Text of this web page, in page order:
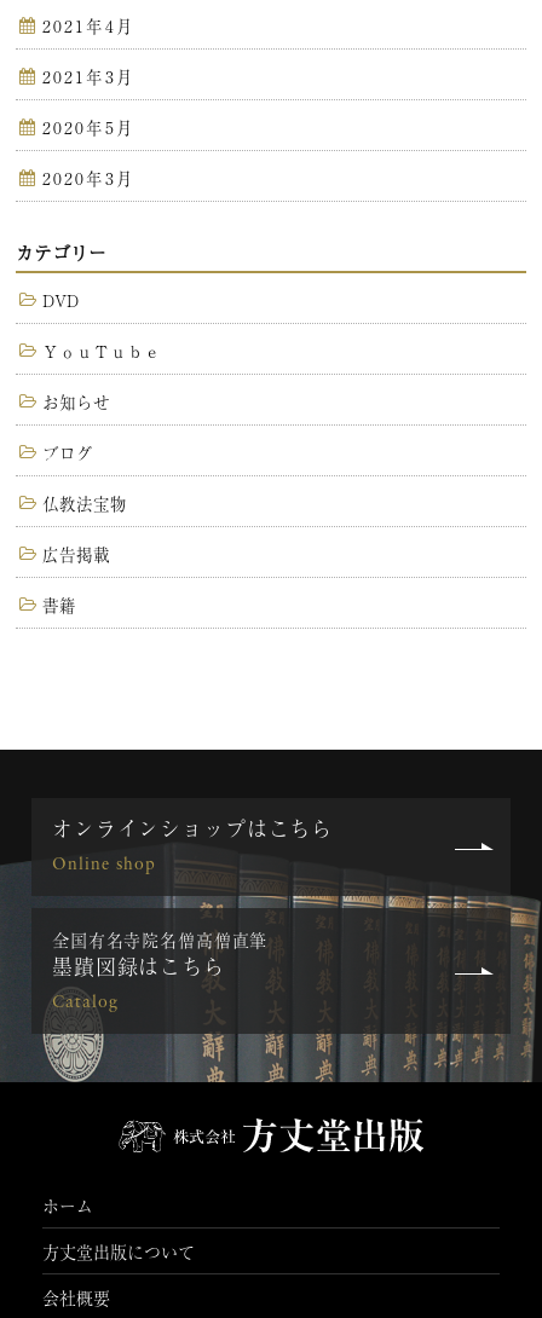
2021年4月
2021年3月
2020年5月
2020年3月
カテゴリー
DVD
ＹｏｕＴｕｂｅ
お知らせ
ブログ
仏教法宝物
広告掲載
書籍
オンラインショップはこちら
Online shop
全国有名寺院名僧高僧直筆
墨蹟図録はこちら
Catalog
ホーム
方丈堂出版について
会社概要